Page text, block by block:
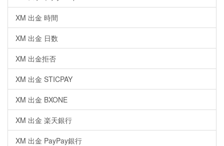
XM 出金 時間
XM 出金 日数
XM 出金拒否
XM 出金 STICPAY
XM 出金 BXONE
XM 出金 楽天銀行
XM 出金 PayPay銀行